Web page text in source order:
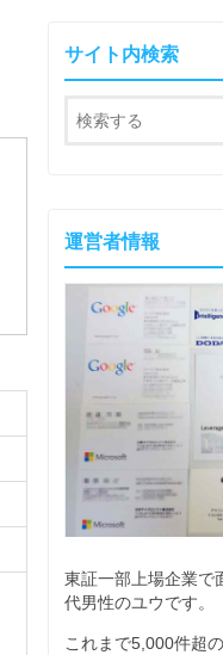
サイト内検索
運営者情報
東証一部上場企業で
代男性のユウです。
これまで5,000件超